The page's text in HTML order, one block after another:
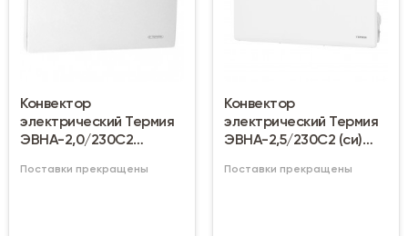
Конвектор
электрический Термия
ЭВНА-2,0/230С2
Поставки прекращены
Конвектор
электрический Термия
ЭВНА-2,5/230С2 (си)
Поставки прекращены